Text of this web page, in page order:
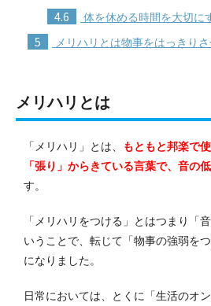
4.6 体を休める時間を大切に
5 メリハリとは物事をはっきり
メリハリとは
「メリハリ」とは、
もともと邦楽で
「張り」からきている言葉で、音の
す。
「メリハリをつける」とはつまり「
いうことで、転じて「物事の強弱を
になりました。
日常においては、とくに「生活のオ